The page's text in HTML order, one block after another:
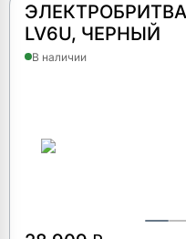
ЭЛЕКТРОБРИТВА
LV6U, ЧЕРНЫЙ
В наличии